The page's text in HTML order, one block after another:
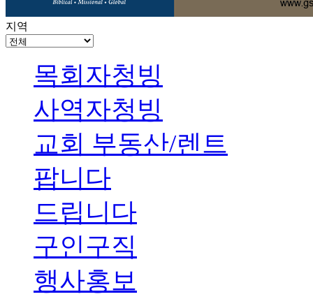
지역
목회자청빙
사역자청빙
교회 부동산/렌트
팝니다
드립니다
구인구직
행사홍보